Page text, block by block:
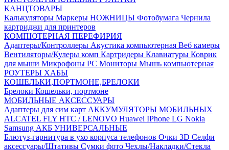
КАНЦТОВАРЫ
Калькуляторы Маркеры НОЖНИЦЫ Фотобумага Чернила
картриджи для принтеров
КОМПЮТЕРНАЯ ПЕРЕФИРИЯ
Адаптеры/Контроллеры Акустика компьютерная Веб камеры
Вентиляторы/Кулеры комп Картридеры Клавиатуры Коврик
для мыши Микрофоны PC Мониторы Мышь компьютерная
РОУТЕРЫ ХАБЫ
КОШЕЛЬКИ,ПОРТМОНЕ,БРЕЛОКИ
Брелоки Кошельки, портмоне
МОБИЛЬНЫЕ АКСЕССУАРЫ
Адаптеры для сим карт АККУМУЛЯТОРЫ МОБИЛЬНЫХ
ALCATEL FLY HTC / LENOVO Huawei IPhone LG Nokia
Samsung АКБ УНИВЕРСАЛЬНЫЕ
Блютуз-гарнитура в ухо корпуса телефонов Очки 3D Селфи
аксессуары/Штативы Сумки фото Чехлы/Накладки/Стекла